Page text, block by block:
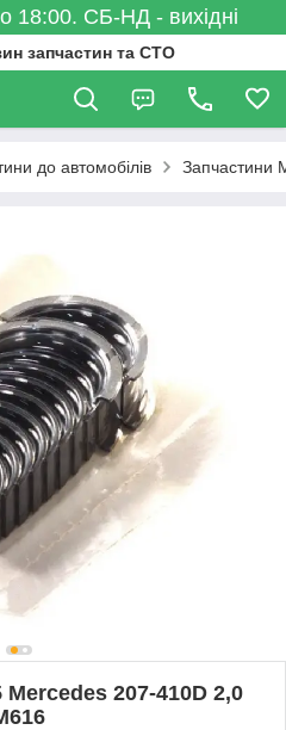
18:00. СБ-НД - вихідні
запчастин та СТО
до автомобілів Запчастини
Mercedes 207-410D 2,0